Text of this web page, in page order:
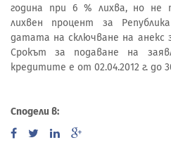
година при 6 % лихва, но не
лихвен процент за
датата на сключване на анекс
Срокът за подаване на
кредитите е от 02.04.2012 г. до
Сподели в: